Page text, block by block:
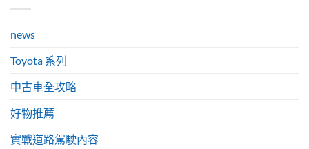
news
Toyota 系列
中古車全攻略
好物推薦
實戰道路駕駛內容